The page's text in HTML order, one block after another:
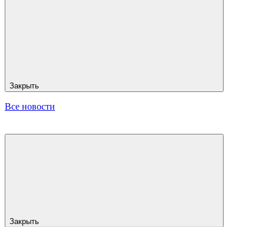
Закрыть
Все новости
Закрыть